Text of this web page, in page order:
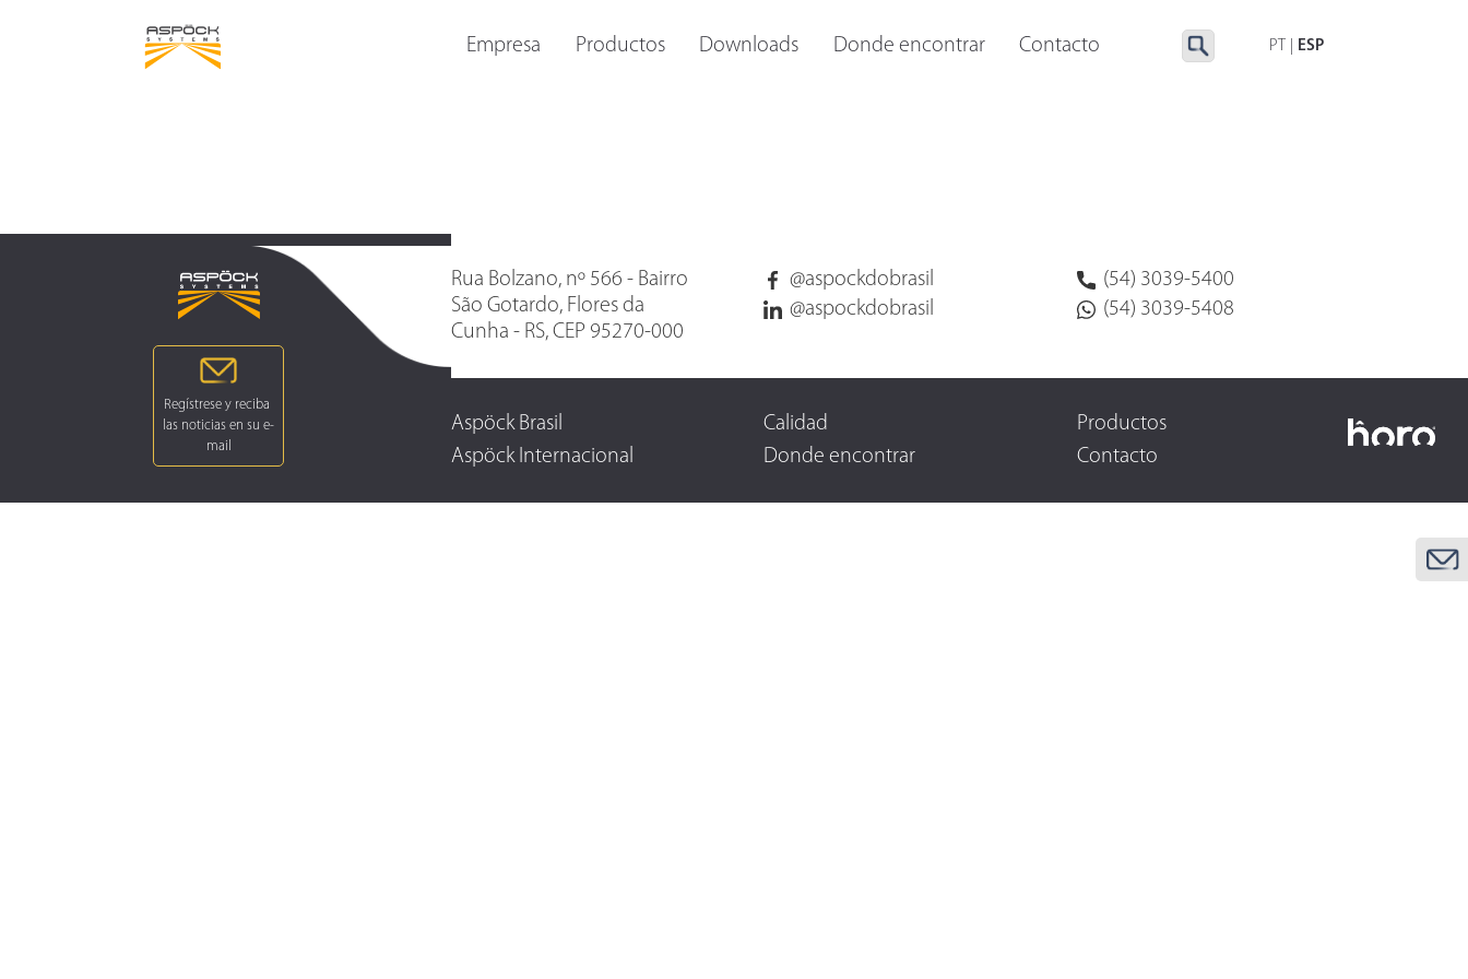
Empresa Productos Downloads Donde encontrar Contacto PT ESP
Rua Bolzano, nº 566 - Bairro
São Gotardo, Flores da
Cunha - RS, CEP 95270-000
@aspockdobrasil
@aspockdobrasil
(54) 3039-5400
(54) 3039-5408
Aspöck Brasil
Aspöck Internacional
Calidad
Donde encontrar
Productos
Contacto